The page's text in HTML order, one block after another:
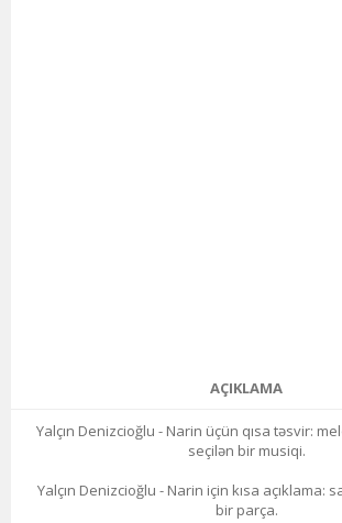
AÇIKLAMA
Yalçın Denizcioğlu - Narin üçün qısa təsvir:
seçilən bir musiqi.
Yalçın Denizcioğlu - Narin için kısa açıklama:
bir parça.